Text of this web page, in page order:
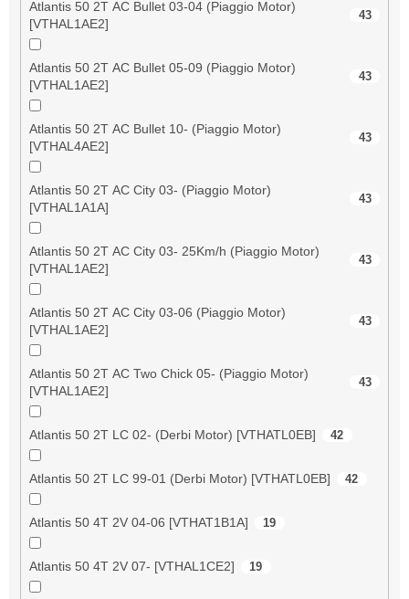
Atlantis 50 2T AC Bullet 03-04 (Piaggio Motor)
[VTHAL1AE2]
43
Atlantis 50 2T AC Bullet 05-09 (Piaggio Motor)
[VTHAL1AE2]
43
Atlantis 50 2T AC Bullet 10- (Piaggio Motor)
[VTHAL4AE2]
43
Atlantis 50 2T AC City 03- (Piaggio Motor)
[VTHAL1A1A]
43
Atlantis 50 2T AC City 03- 25Km/h (Piaggio Motor)
[VTHAL1AE2]
43
Atlantis 50 2T AC City 03-06 (Piaggio Motor)
[VTHAL1AE2]
43
Atlantis 50 2T AC Two Chick 05- (Piaggio Motor)
[VTHAL1AE2]
43
Atlantis 50 2T LC 02- (Derbi Motor) [VTHATL0EB] 42
Atlantis 50 2T LC 99-01 (Derbi Motor) [VTHATL0EB] 42
Atlantis 50 4T 2V 04-06 [VTHAT1B1A] 19
Atlantis 50 4T 2V 07- [VTHAL1CE2] 19